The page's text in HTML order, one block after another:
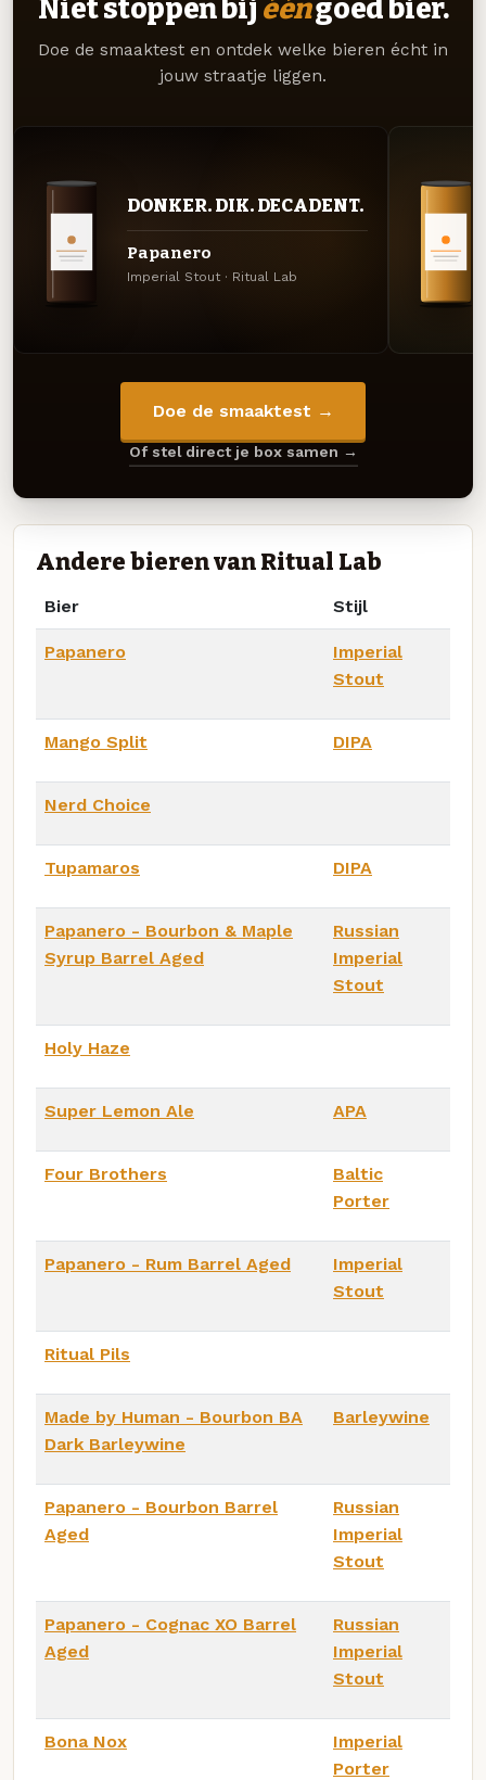
Niet stoppen bij ééngoed bier.
Doe de smaaktest en ontdek welke bieren écht in
jouw straatje liggen.
DONKER. DIK. DECADENT.
Papanero
Imperial Stout · Ritual Lab
Doe de smaaktest →
Of stel direct je box samen →
Andere bieren van Ritual Lab
Bier Stijl
Papanero
Imperial
Stout
Mango Split DIPA
Nerd Choice
Tupamaros DIPA
Papanero - Bourbon & Maple
Syrup Barrel Aged
Russian
Imperial
Stout
Holy Haze
Super Lemon Ale APA
Four Brothers
Baltic
Porter
Papanero - Rum Barrel Aged
Imperial
Stout
Ritual Pils
Made by Human - Bourbon BA
Dark Barleywine
Barleywine
Papanero - Bourbon Barrel
Aged
Russian
Imperial
Stout
Papanero - Cognac XO Barrel
Aged
Russian
Imperial
Stout
Bona Nox
Imperial
Porter